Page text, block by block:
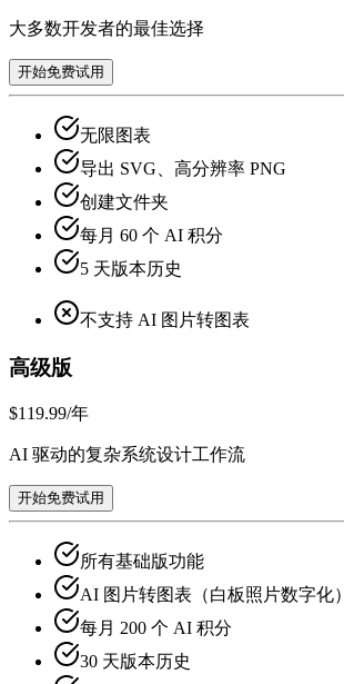
大多数开发者的最佳选择
开始免费试用
无限图表
导出 SVG、高分辨率 PNG
创建文件夹
每月 60 个 AI 积分
5 天版本历史
不支持 AI 图片转图表
高级版
$119.99/年
AI 驱动的复杂系统设计工作流
开始免费试用
所有基础版功能
AI 图片转图表（白板照片数字化）
每月 200 个 AI 积分
30 天版本历史